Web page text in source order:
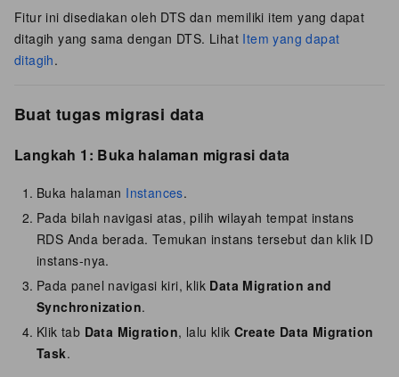
Fitur ini disediakan oleh DTS dan memiliki item yang dapat
ditagih yang sama dengan DTS. Lihat Item yang dapat
ditagih.
Buat tugas migrasi data
Langkah 1: Buka halaman migrasi data
Buka halaman Instances.
Pada bilah navigasi atas, pilih wilayah tempat instans
RDS Anda berada. Temukan instans tersebut dan klik ID
instans-nya.
Pada panel navigasi kiri, klik Data Migration and
Synchronization.
Klik tab Data Migration, lalu klikCreate Data Migration
Task.